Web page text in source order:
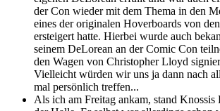
der Con wieder mit dem Thema in den
eines der originalen Hoverboards von
ersteigert hatte. Hierbei wurde auch
seinem DeLorean an der Comic Con
den Wagen von Christopher Lloyd
Vielleicht würden wir uns ja dann nach
mal persönlich treffen...
Als ich am Freitag ankam, stand Knossis